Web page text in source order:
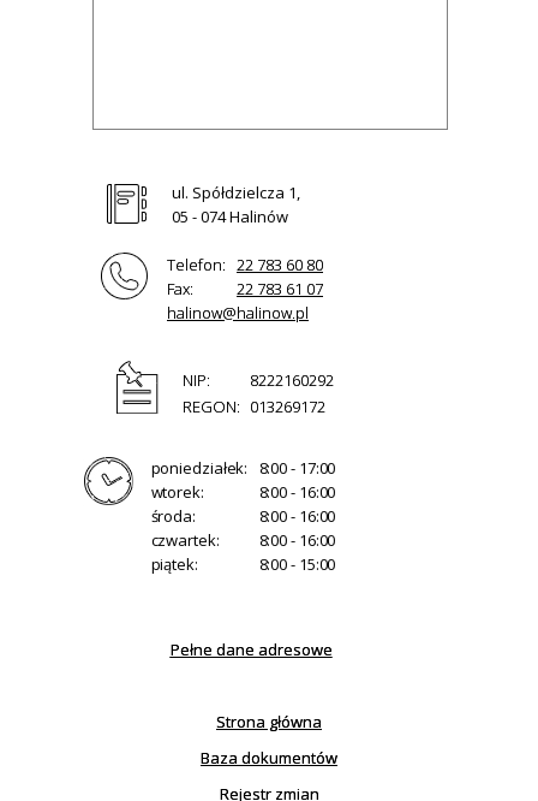
ul. Spółdzielcza 1,
05 - 074 Halinów
Telefon: 22 783 60 80
Fax:
22 783 61 07
halinow@halinow.pl
NIP:
8222160292
REGON: 013269172
poniedziałek:
8:00 - 17:00
wtorek:
8:00 - 16:00
środa:
8:00 - 16:00
czwartek:
8:00 - 16:00
piątek:
8:00 - 15:00
Pełne dane adresowe
Strona główna
Baza dokumentów
Rejestr zmian